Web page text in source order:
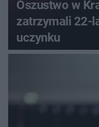
Oszustwo w
zatrzymali 22-
uczynku